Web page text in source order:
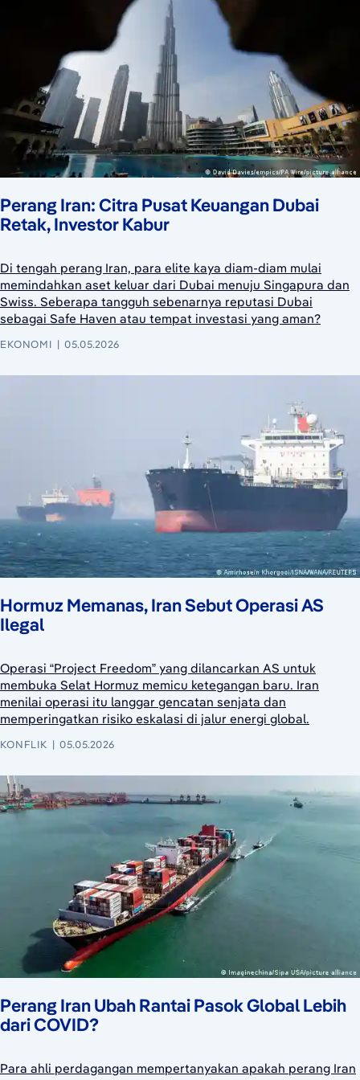
Perang Iran: Citra Pusat Keuangan Dubai
Retak, Investor Kabur
Di tengah perang Iran, para elite kaya diam-diam mulai
memindahkan aset keluar dari Dubai menuju Singapura dan
Swiss. Seberapa tangguh sebenarnya reputasi Dubai
sebagai Safe Haven atau tempat investasi yang aman?
EKONOMI 05.05.2026
Hormuz Memanas, Iran Sebut Operasi AS
Ilegal
Operasi “Project Freedom” yang dilancarkan AS untuk
membuka Selat Hormuz memicu ketegangan baru. Iran
menilai operasi itu langgar gencatan senjata dan
memperingatkan risiko eskalasi di jalur energi global.
KONFLIK 05.05.2026
Perang Iran Ubah Rantai Pasok Global Lebih
dari COVID?
Para ahli perdagangan mempertanyakan apakah perang Iran